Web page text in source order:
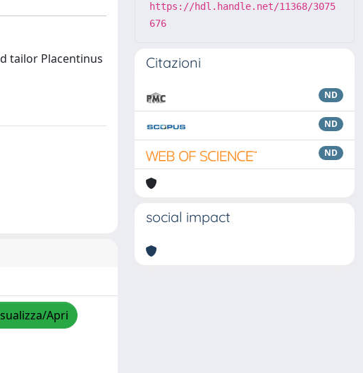
tailor Placentinus
Apri
https://hdl.handle.net/11368/3075
676
Citazioni
ND
ND
ND
social impact